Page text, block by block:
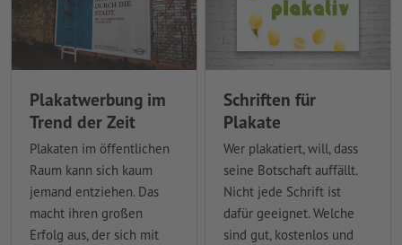
Plakatwerbung im
Trend der Zeit
Plakaten im öffentlichen
Raum kann sich kaum
jemand entziehen. Das
macht ihren großen
Erfolg aus, der sich mit
Schriften für
Plakate
Wer plakatiert, will, dass
seine Botschaft auffällt.
Nicht jede Schrift ist
dafür geeignet. Welche
sind gut, kostenlos und